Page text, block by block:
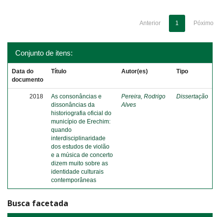
Anterior 1 Póximo
Conjunto de itens:
Data do
documento
Título Autor(es) Tipo
2018
As consonâncias e
dissonâncias da
historiografia oficial do
município de Erechim:
quando
interdisciplinaridade
dos estudos de violão
e a música de concerto
dizem muito sobre as
identidade culturais
contemporâneas
Pereira, Rodrigo
Alves
Dissertação
Busca facetada